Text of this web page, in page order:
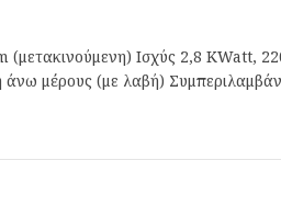
Ισχύς 2,8 KWatt,
μέρους (με λαβή)